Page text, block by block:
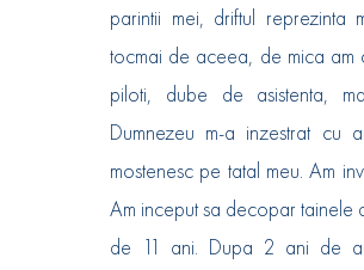
parintii mei, driftul
tocmai de aceea, de mica am
piloti, dube de asistenta,
Dumnezeu m-a inzestrat cu
mostenesc pe tatal meu. Am
Am inceput sa decopar tainele
de 11 ani. Dupa 2 ani de